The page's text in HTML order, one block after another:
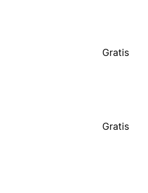
Gratis
Gratis